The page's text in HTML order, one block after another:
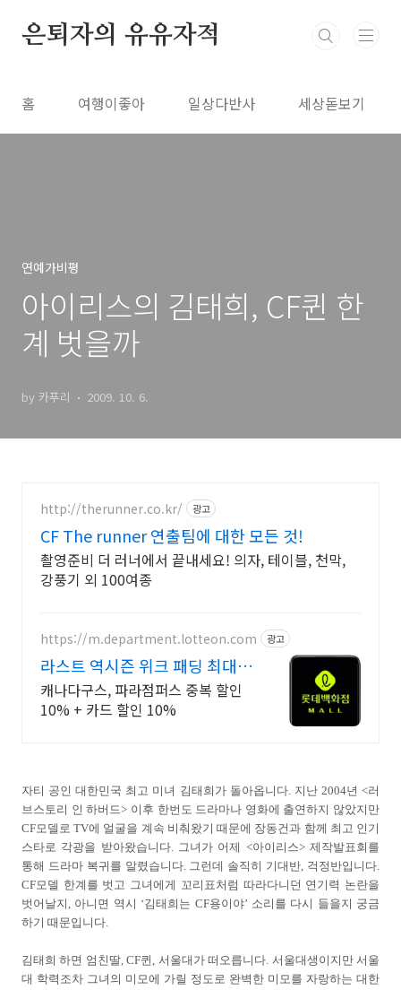
은퇴자의 유유자적
홈 여행이좋아 일상다반사 세상돋보기
연예가비평
아이리스의 김태희, CF퀸 한
계 벗을까
by 카푸리 2009. 10. 6.
http://therunner.co.kr/ 광고
CF The runner 연출팀에 대한 모든 것!
촬영준비 더 러너에서 끝내세요! 의자, 테이블, 천막,
강풍기 외 100여종
https://m.department.lotteon.com 광고
라스트 역시즌 위크 패딩 최대
74% 할인
캐나다구스, 파라점퍼스 중복 할인
10% + 카드 할인 10%
자티 공인 대한민국 최고 미녀 김태희가 돌아옵니다. 지난 2004년 <러
브스토리 인 하버드> 이후 한번도 드라마나 영화에 출연하지 않았지만
CF모델로 TV에 얼굴을 계속 비춰왔기 때문에 장동건과 함께 최고 인기
스타로 각광을 받아왔습니다. 그녀가 어제 <아이리스> 제작발표회를
통해 드라마 복귀를 알렸습니다. 그런데 솔직히 기대반, 걱정반입니다.
CF모델 한계를 벗고 그녀에게 꼬리표처럼 따라다니던 연기력 논란을
벗어날지, 아니면 역시 ‘김태희는 CF용이야’ 소리를 다시 들을지 궁금
하기 때문입니다.
김태희 하면 엄친딸, CF퀸, 서울대가 떠오릅니다. 서울대생이지만 서울
대 학력조차 그녀의 미모에 가릴 정도로 완벽한 미모를 자랑하는 대한